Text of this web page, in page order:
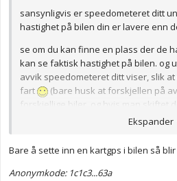
sansynligvis er speedometeret ditt
hastighet på bilen din er lavere enn
se om du kan finne en plass der de
kan se faktisk hastighet på bilen. og
avvik speedometeret ditt viser, slik
fart
(bare husk at forskjellen på
forskjellige biler, og hvis man skiftet
Ekspander
Bare å sette inn en kartgps i bilen så
Anonymkode: 1c1c3...63a